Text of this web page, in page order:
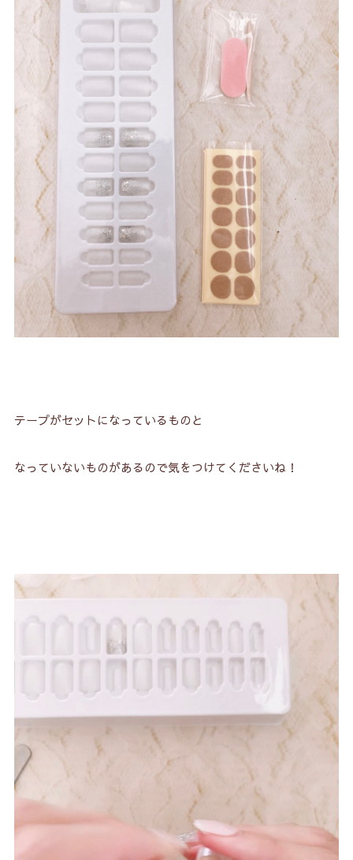
テープがセットになっているものと
なっていないものがあるので気をつけてくださいね！